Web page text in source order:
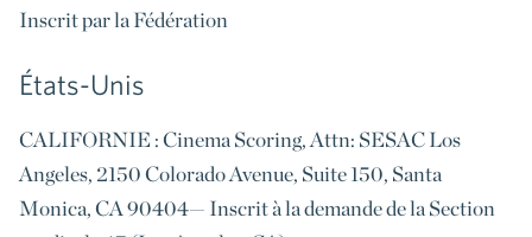
Inscrit par la Fédération
États-Unis
CALIFORNIE : Cinema Scoring, Attn: SESAC Los
Angeles, 2150 Colorado Avenue, Suite 150, Santa
Monica, CA 90404— Inscrit à la demande de la Section